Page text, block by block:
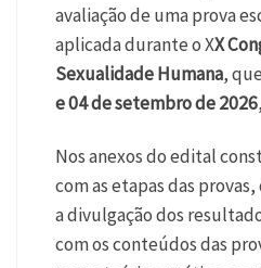
avaliação de uma prova
aplicada durante o XX
Sexualidade Humana,
e 04 de setembro de 2026
Nos anexos do edital
com as etapas das
a divulgação dos
com os conteúdos das